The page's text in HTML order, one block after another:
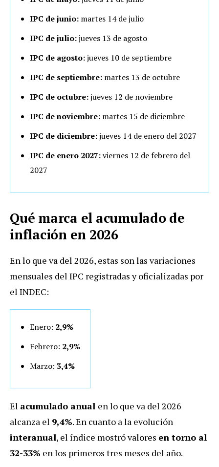
IPC de junio: martes 14 de julio
IPC de julio:jueves 13 de agosto
IPC de agosto:jueves 10 de septiembre
IPC de septiembre: martes 13 de octubre
IPC de octubre:jueves 12 de noviembre
IPC de noviembre: martes 15 de diciembre
IPC de diciembre:jueves 14 de enero del 2027
IPC de enero 2027:viernes 12 de febrero del
2027
Qué marca el acumulado de
inflación en 2026
En lo que va del 2026, estas son las variaciones
mensuales del IPC registradas y oficializadas por
el INDEC:
Enero: 2,9%
Febrero: 2,9%
Marzo: 3,4%
El acumulado anual en lo que va del 2026
alcanza el 9,4%. En cuanto a la evolución
interanual, el índice mostró valores en torno al
32-33% en los primeros tres meses del año.